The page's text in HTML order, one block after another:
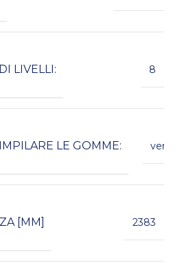
LIVELLI: 8
LE GOMME:
[MM] 2383